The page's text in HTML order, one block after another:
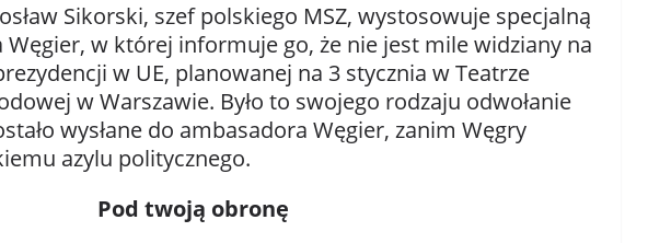
Sikorski, szef polskiego MSZ, wystosowuje specjalną
w której informuje go, że nie jest mile widziany na
w UE, planowanej na 3 stycznia w Teatrze
w Warszawie. Było to swojego rodzaju odwołanie
wysłane do ambasadora Węgier, zanim Węgry
azylu politycznego.
Pod twoją obronę